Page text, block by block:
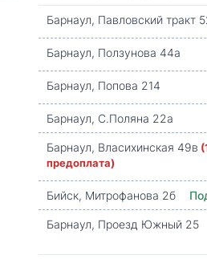
Барнаул, Павловский тракт
Барнаул, Ползунова 44а
Барнаул, Попова 214
Барнаул, С.Поляна 22а
Барнаул, Власихинская 49в
предоплата)
Бийск, Митрофанова 2б
Барнаул, Проезд Южный 25